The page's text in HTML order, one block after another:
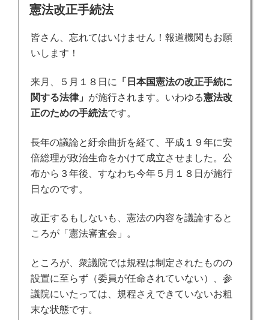
稿
日:
憲法改正手続法
皆さん、忘れてはいけません！報道機関もお願
いします！
来月、５月１８日に
「日本国憲法の改正手続に
関する法律」 が施行されます。いわゆる憲法改
正のための手続法です。
長年の議論と紆余曲折を経て、平成１９年に安
倍総理が政治生命をかけて成立させました。公
布から３年後、すなわち今年５月１８日が施行
日なのです。
改正するもしないも、憲法の内容を議論すると
ころが「憲法審査会」。
ところが、衆議院では規程は制定されたものの
設置に至らず（委員が任命されていない）、参
議院にいたっては、規程さえできていないお粗
末な状態です。